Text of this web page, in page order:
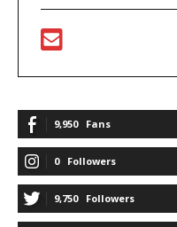
9,950 Fans
0 Followers
9,750 Followers